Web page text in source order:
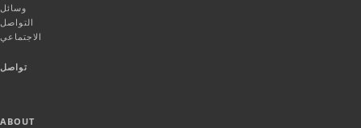
وسائل
التواصل
الاجتماعي
تواصل
ABOUT